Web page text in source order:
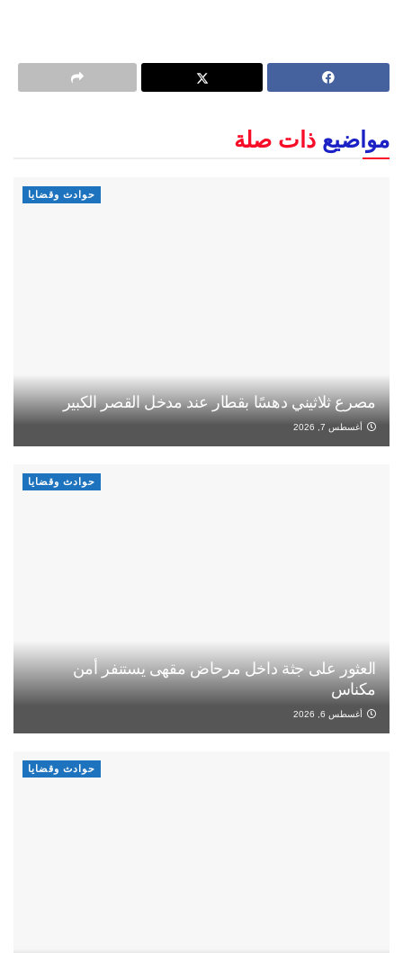
مواضيع ذات صلة
حوادث وقضايا
مصرع ثلاثيني دهسًا بقطار عند مدخل القصر الكبير
أغسطس 7, 2026
حوادث وقضايا
العثور على جثة داخل مرحاض مقهى يستنفر أمن
مكناس
أغسطس 6, 2026
حوادث وقضايا